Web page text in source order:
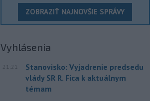
ZOBRAZIŤ NAJNOVŠIE SPRÁVY
Vyhlásenia
21:21
Stanovisko: Vyjadrenie predsedu
vlády SR R. Fica k aktuálnym
témam